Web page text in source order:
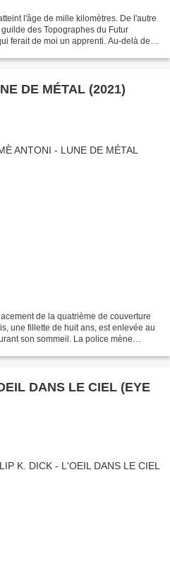
l'âge de mille kilomètres. De l'autre
des Topographes du Futur
ferait de moi un apprenti. Au-delà de
DE MÉTAL (2021)
de la quatrième de couverture
une fillette de huit ans, est enlevée au
son sommeil. La police mène
DANS LE CIEL (EYE